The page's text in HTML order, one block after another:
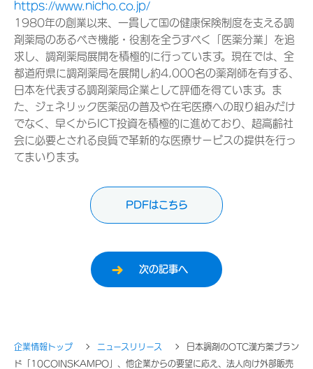
https://www.nicho.co.jp/
1980年の創業以来、一貫して国の健康保険制度を支える調
剤薬局のあるべき機能・役割を全うすべく「医薬分業」を追
求し、調剤薬局展開を積極的に行っています。現在では、全
都道府県に調剤薬局を展開し約4,000名の薬剤師を有する、
日本を代表する調剤薬局企業として評価を得ています。ま
た、ジェネリック医薬品の普及や在宅医療への取り組みだけ
でなく、早くからICT投資を積極的に進めており、超高齢社
会に必要とされる良質で革新的な医療サービスの提供を行っ
てまいります。
PDFはこちら
次の記事へ
企業情報トップ ニュースリリース
日本調剤のOTC漢方薬ブラン
ド「10COINSKAMPO」、他企業からの要望に応え、法人向け外部販売